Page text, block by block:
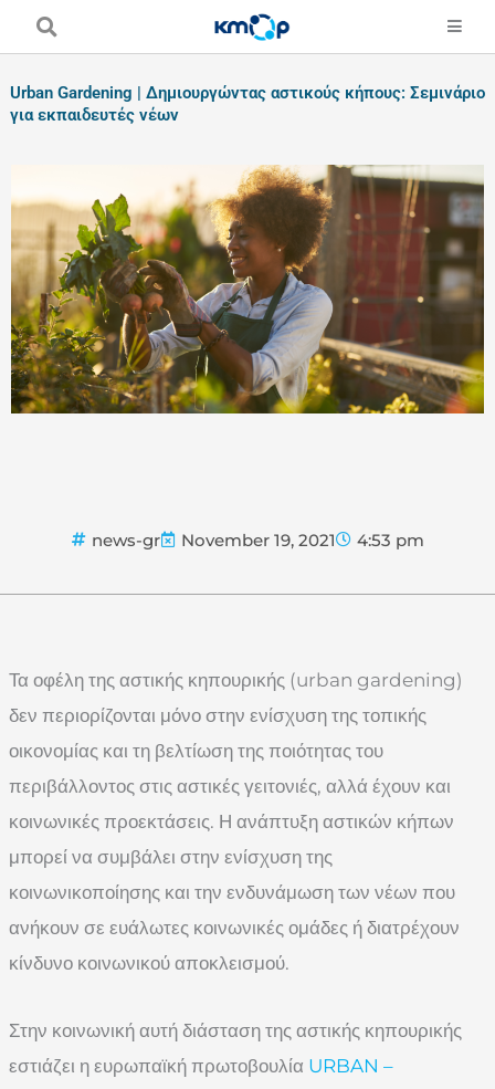
Urban Gardening | Δημιουργώντας αστικούς κήπους: Σεμινάριο
για εκπαιδευτές νέων
news-gr November 19, 2021 4:53 pm
Τα οφέλη της αστικής κηπουρικής (urban gardening)
δεν περιορίζονται μόνο στην ενίσχυση της τοπικής
οικονομίας και τη βελτίωση της ποιότητας του
περιβάλλοντος στις αστικές γειτονιές, αλλά έχουν και
κοινωνικές προεκτάσεις. Η ανάπτυξη αστικών κήπων
μπορεί να συμβάλει στην ενίσχυση της
κοινωνικοποίησης και την ενδυνάμωση των νέων που
ανήκουν σε ευάλωτες κοινωνικές ομάδες ή διατρέχουν
κίνδυνο κοινωνικού αποκλεισμού.
Στην κοινωνική αυτή διάσταση της αστικής κηπουρικής
εστιάζει η ευρωπαϊκή πρωτοβουλία URBAN –